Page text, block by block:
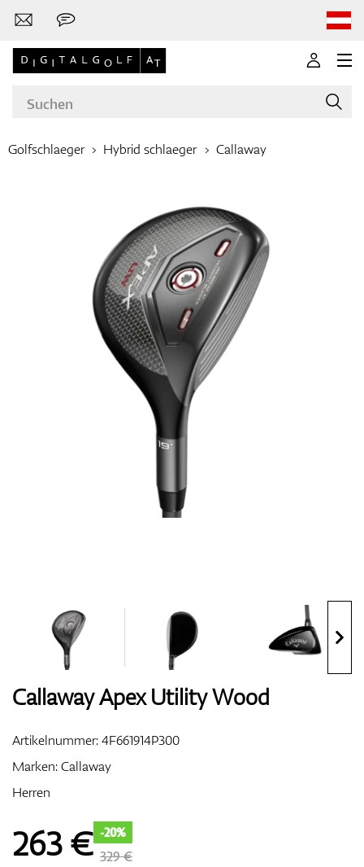
Golfschläger
Bekleidung
Handschuhe
Schuhe
Bags
Golfschlaeger Hybrid schlaeger Callaway
Callaway Apex Utility Wood
Artikelnummer:4F661914P300
Marken:Callaway
Herren
263€ -20%
329 €